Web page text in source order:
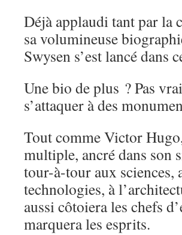
Déjà applaudi tant par la
sa volumineuse
Swysen s’est lancé
Une bio de plus ? Pas
s’attaquer à des
Tout comme Victor
multiple, ancré dans son
tour-à-tour aux sciences,
technologies, à
aussi côtoiera les chefs
marquera les esprits.